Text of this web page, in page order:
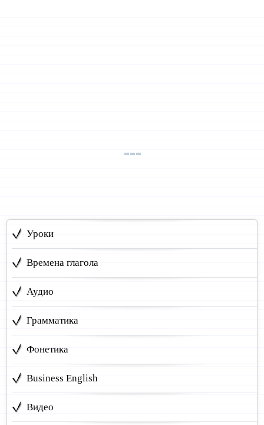
Уроки
Времена глагола
Аудио
Грамматика
Фонетика
Business English
Видео